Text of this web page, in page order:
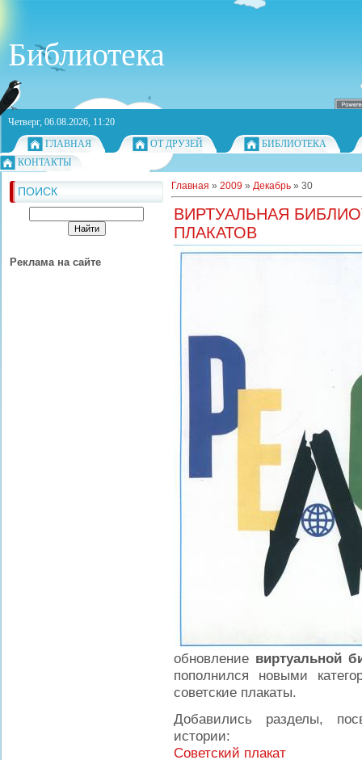
Библиотека
Четверг, 06.08.2026, 11:20
ГЛАВНАЯ
ОТ ДРУЗЕЙ
БИБЛИОТЕКА
КОНТАКТЫ
ПОИСК
Реклама на сайте
Главная » 2009 » Декабрь » 30
ВИРТУАЛЬНАЯ
ПЛАКАТОВ
обновление виртуальной
пополнился новыми
советские плакаты.
Добавились разделы,
истории:
Советский плакат